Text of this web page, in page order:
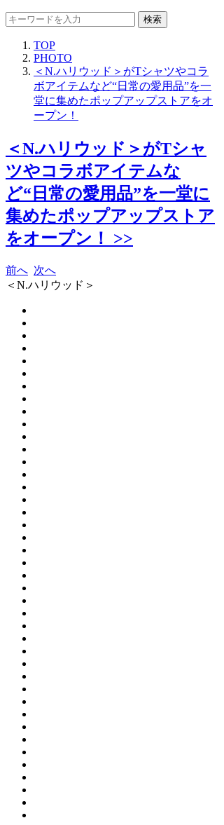
検索
TOP
PHOTO
＜N.ハリウッド＞がTシャツやコラ
ボアイテムなど“日常の愛用品”を一
堂に集めたポップアップストアをオ
ープン！
＜N.ハリウッド＞がTシャ
ツやコラボアイテムな
ど“日常の愛用品”を一堂に
集めたポップアップストア
をオープン！ >>
前へ 次へ
＜N.ハリウッド＞